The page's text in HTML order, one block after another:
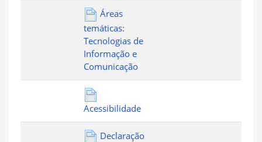
Áreas
temáticas:
Tecnologias de
Informação e
Comunicação
Acessibilidade
Declaração